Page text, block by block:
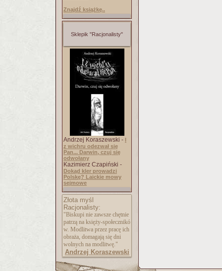
Znajdź książkę..
Sklepik "Racjonalisty"
Andrzej Koraszewski - I
z wichru odezwał się
Pan... Darwin, czuj się
odwołany
Kazimierz Czapiński -
Dokąd kler prowadzi
Polskę? Laickie mowy
sejmowe
Złota myśl
Racjonalisty:
"Biskupi nie zawsze chętnie
patrzą na księży-społecznikó
w. Modlitwa przez pracę ich
obraża, domagają się dni
wolnych na modlitwę."
Andrzej Koraszewski